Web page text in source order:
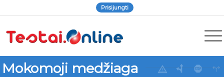
Prisijungti
Mokomoji medžiaga